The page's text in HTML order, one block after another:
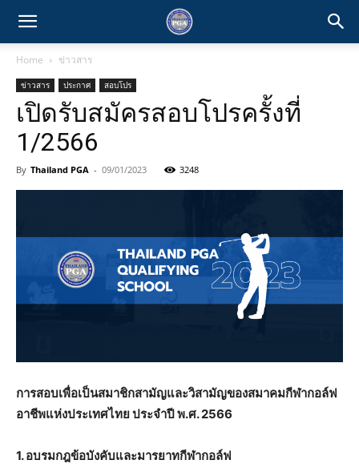
Home ข่าวสาร
ข่าวสาร ประกาศ สอบโปร
เปิดรับสมัครสอบโปรครั้งที่
1/2566
By Thailand PGA - 09/01/2023 3248
การสอบเพื่อเป็นสมาชิกสามัญและวิสามัญของสมาคมกีฬากอล์ฟ
อาชีพแห่งประเทศไทย ประจำปี พ.ศ. 2566
1. อบรมกฎข้อบังคับและมารยาทกีฬากอล์ฟ